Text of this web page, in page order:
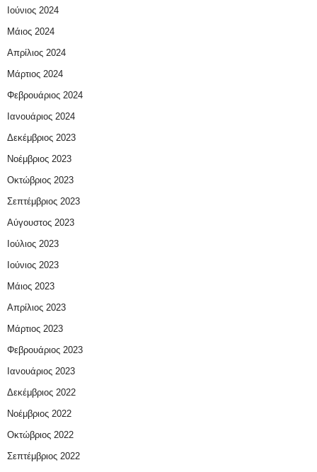
Ιούνιος 2024
Μάιος 2024
Απρίλιος 2024
Μάρτιος 2024
Φεβρουάριος 2024
Ιανουάριος 2024
Δεκέμβριος 2023
Νοέμβριος 2023
Οκτώβριος 2023
Σεπτέμβριος 2023
Αύγουστος 2023
Ιούλιος 2023
Ιούνιος 2023
Μάιος 2023
Απρίλιος 2023
Μάρτιος 2023
Φεβρουάριος 2023
Ιανουάριος 2023
Δεκέμβριος 2022
Νοέμβριος 2022
Οκτώβριος 2022
Σεπτέμβριος 2022